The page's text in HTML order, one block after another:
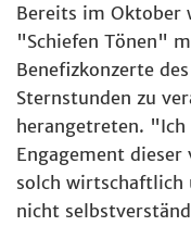
Bereits im Oktober
"Schiefen Tönen"
Benefizkonzerte
Sternstunden zu
herangetreten.
Engagement dieser
solch wirtschaftlich
nicht